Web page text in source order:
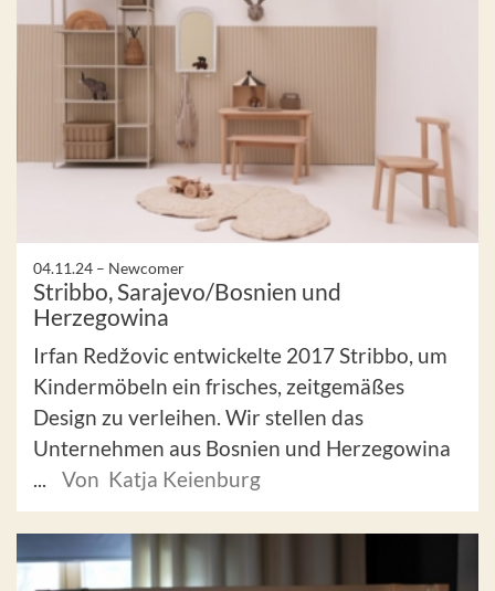
04.11.24 – Newcomer
Stribbo, Sarajevo/Bosnien und
Herzegowina
Irfan Redžovic entwickelte 2017 Stribbo, um
Kindermöbeln ein frisches, zeitgemäßes
Design zu verleihen. Wir stellen das
Unternehmen aus Bosnien und Herzegowina
Von Katja Keienburg